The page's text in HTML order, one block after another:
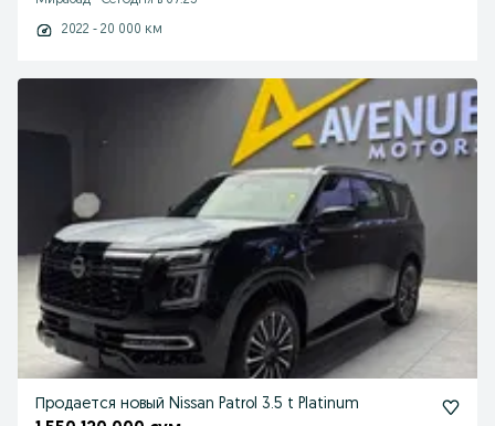
2022 - 20 000 км
Продается новый Nissan Patrol 3.5 t Platinum